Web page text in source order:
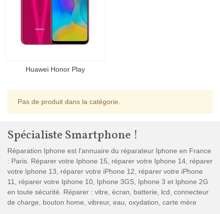
Huawei Honor Play
Pas de produit dans la catégorie.
Spécialiste Smartphone !
Réparation Iphone est l'annuaire du réparateur Iphone en France
: Paris. Réparer votre Iphone 15, réparer votre Iphone 14, réparer
votre Iphone 13, réparer votre iPhone 12, réparer votre iPhone
11, réparer votre Iphone 10, Iphone 3GS, Iphone 3 et Iphone 2G
en toute sécurité. Réparer : vitre, écran, batterie, lcd, connecteur
de charge, bouton home, vibreur, eau, oxydation, carte mère